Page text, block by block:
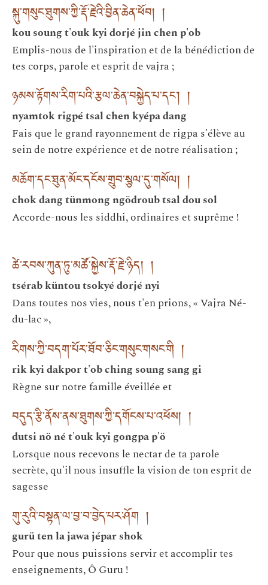
སྐུ་གསུང་ཐུགས་ཀྱི་རྡོ་རྗེའི་བྱིན་ཆེན་ཕོབ། །
kou soung t'ouk kyi dorjé jin chen p'ob
Emplis-nous de l'inspiration et de la bénédiction de
tes corps, parole et esprit de vajra ;
ཉམས་རྟོགས་རིག་པའི་རྩལ་ཆེན་བསྐྱེད་པ་དང༌། །
nyamtok rigpé tsal chen kyépa dang
Fais que le grand rayonnement de rigpa s'élève au
sein de notre expérience et de notre réalisation ;
མཆོག་དང་ཐུན་མོང་དངོས་གྲུབ་སྩལ་དུ་གསོལ། །
chok dang tünmong ngödroub tsal dou sol
Accorde-nous les siddhi, ordinaires et suprême !
ཚེ་རབས་ཀུན་ཏུ་མཚོ་སྐྱེས་རྡོ་རྗེ་ཉིད། །
tsérab küntou tsokyé dorjé nyi
Dans toutes nos vies, nous t'en prions, « Vajra Né-
du-lac »,
རིགས་ཀྱི་བདག་པོར་ཐོབ་ཅིང་གསུང་གསང་གི །
rik kyi dakpor t'ob ching soung sang gi
Règne sur notre famille éveillée et
བདུད་རྩི་ནོས་ནས་ཐུགས་ཀྱི་དགོངས་པ་འཕོས། །
dutsi nö né t'ouk kyi gongpa p'ö
Lorsque nous recevons le nectar de ta parole
secrète, qu'il nous insuffle la vision de ton esprit de
sagesse
གུ་རུའི་བསྟན་ལ་བྱ་བ་བྱེད་པར་ཤོག །
gurü ten la jawa jépar shok
Pour que nous puissions servir et accomplir tes
enseignements, Ô Guru !